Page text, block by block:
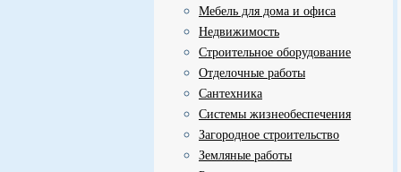
Мебель для дома и офиса
Недвижимость
Строительное оборудование
Отделочные работы
Сантехника
Системы жизнеобеспечения
Загородное строительство
Земляные работы